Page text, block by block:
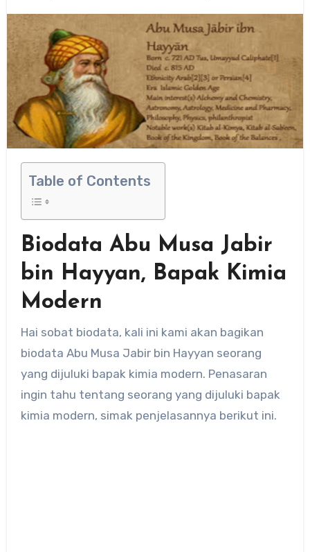
Table of Contents
Biodata Abu Musa Jabir
bin Hayyan, Bapak Kimia
Modern
Hai sobat biodata, kali ini kami akan bagikan
biodata Abu Musa Jabir bin Hayyan seorang
yang dijuluki bapak kimia modern. Penasaran
ingin tahu tentang seorang yang dijuluki bapak
kimia modern, simak penjelasannya berikut ini.